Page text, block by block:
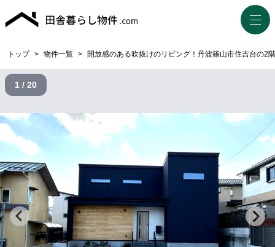
トップ > 物件一覧 > 開放感のある吹抜けのリビング！丹波篠山市住吉台の2
1 / 20